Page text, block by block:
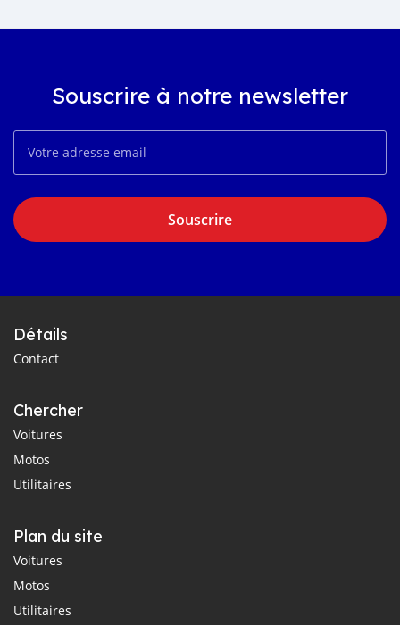
Souscrire à notre newsletter
Souscrire
Détails
Contact
Chercher
Voitures
Motos
Utilitaires
Plan du site
Voitures
Motos
Utilitaires